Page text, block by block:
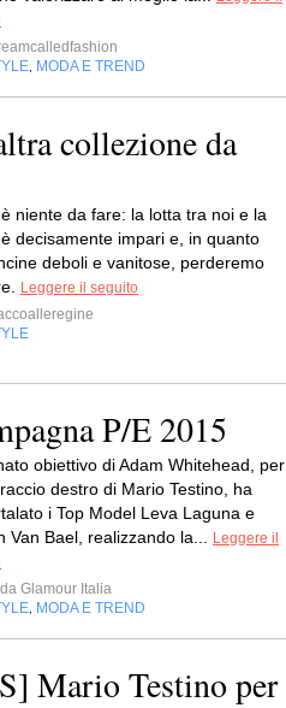
MODA E TREND
collezione da
niente da fare: la lotta tra noi e la
decisamente impari e, in quanto
deboli e vanitose, perderemo
Leggere il seguito
P/E 2015
obiettivo di Adam Whitehead, per
destro di Mario Testino, ha
i Top Model Leva Laguna e
Van Bael, realizzando la...
Leggere il
Glamour Italia
MODA E TREND
Mario Testino per